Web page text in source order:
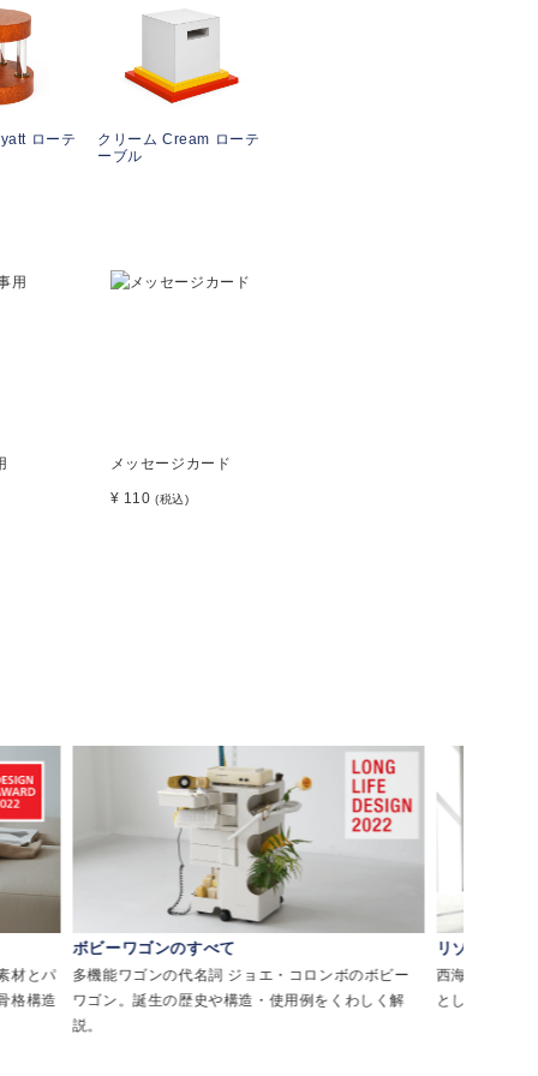
ローテ
クリーム Cream ローテ
ーブル
メッセージカード
¥ 110(税込)
材とパ
格構造
ボビーワゴンのすべて
多機能ワゴンの代名詞 ジョエ・コロンボのボビー
ワゴン。誕生の歴史や構造・使用例をくわしく解
説。
リゾートチ
西海岸・メキ
として親しま